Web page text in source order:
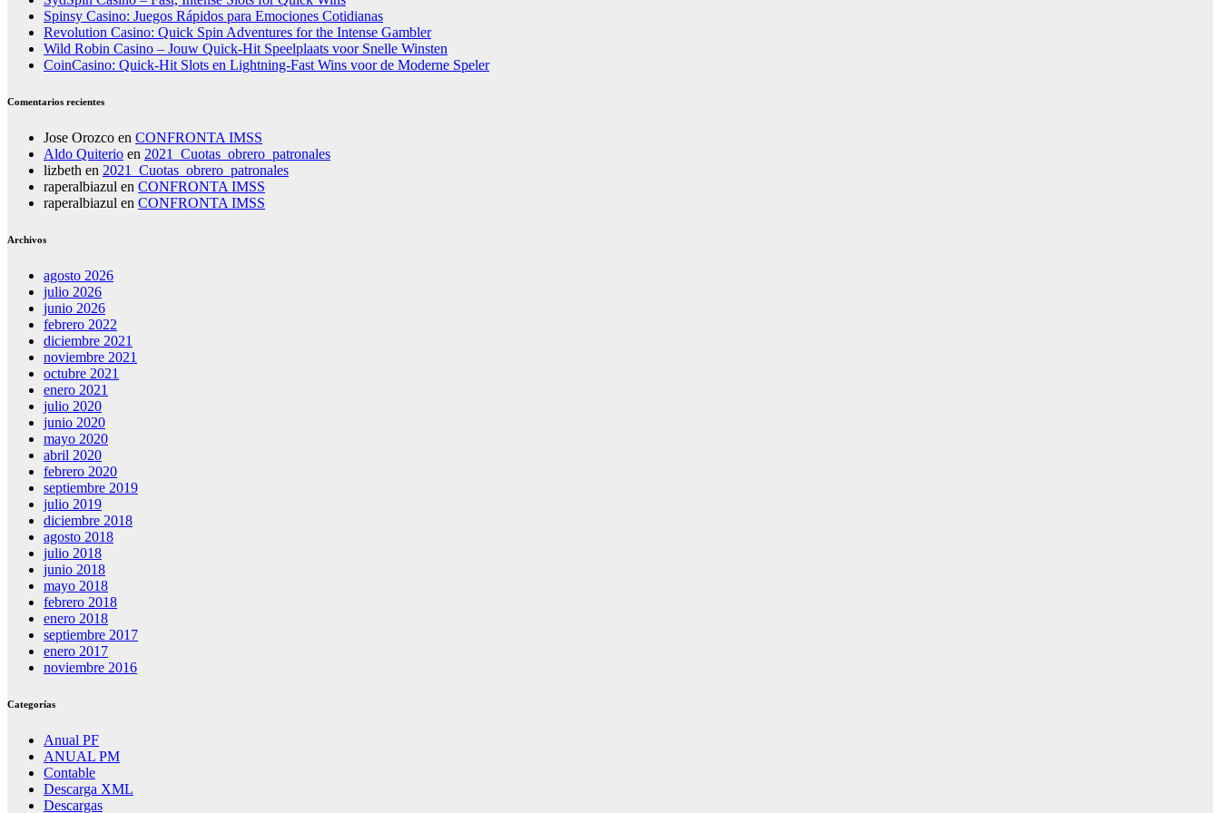
Spinsy Casino: Juegos Rápidos para Emociones Cotidianas
Revolution Casino: Quick Spin Adventures for the Intense Gambler
Wild Robin Casino – Jouw Quick‑Hit Speelplaats voor Snelle Winsten
CoinCasino: Quick‑Hit Slots en Lightning‑Fast Wins voor de Moderne Speler
Comentarios recientes
Jose Orozco en CONFRONTA IMSS
Aldo Quiterio en 2021_Cuotas_obrero_patronales
lizbeth en 2021_Cuotas_obrero_patronales
raperalbiazul en CONFRONTA IMSS
raperalbiazul en CONFRONTA IMSS
Archivos
agosto 2026
julio 2026
junio 2026
febrero 2022
diciembre 2021
noviembre 2021
octubre 2021
enero 2021
julio 2020
junio 2020
mayo 2020
abril 2020
febrero 2020
septiembre 2019
julio 2019
diciembre 2018
agosto 2018
julio 2018
junio 2018
mayo 2018
febrero 2018
enero 2018
septiembre 2017
enero 2017
noviembre 2016
Categorías
Anual PF
ANUAL PM
Contable
Descarga XML
Descargas